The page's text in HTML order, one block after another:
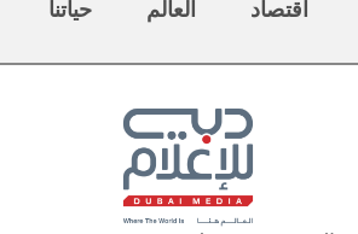
اقتصاد العالم حياتنا